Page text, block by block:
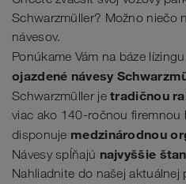
Schwarzmüller? Možno niečo
návesov.
Ponúkame Vám na báze
ojazdené návesy
Schwarzmüller jetradičnou
viac ako 140-ročnou
disponuje medzinárodnou
Návesy spĺňajú najvyššie
Nahliadnite do našej aktuálnej